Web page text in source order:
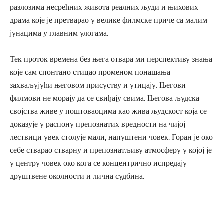
разлозима несрећних живота реалних људи и њихових
драма које је претварао у велике филмске приче са малим
јунацима у главним улогама.
Тек проток времена без њега отвара ми перспективу знања
које сам спонтано стицао променом понашања
захваљујући његовом присуству и утицају. Његови
филмови не морају да се свиђају свима. Његова људска
својства живе у поштоваоцима као жива људскост која се
доказује у распону препознатих вредности на чијој
лествици увек столује мали, напуштени човек. Горан је око
себе стварао стварну и препознатљиву атмосферу у којој је
у центру човек око кога се концентрично испредају
друштвене околности и лична судбина.